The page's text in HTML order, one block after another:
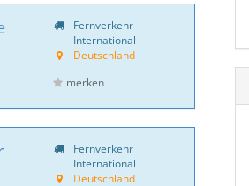
Fernverkehr
International
Deutschland
merken
Fernverkehr
International
Deutschland